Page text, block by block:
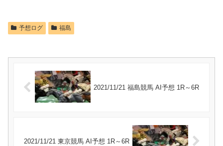
予想ログ 福島
2021/11/21 福島競馬 AI予想 1R～6R
2021/11/21 東京競馬 AI予想 1R～6R